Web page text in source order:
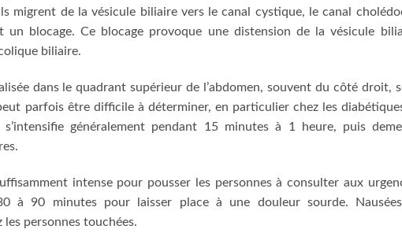
migrent de la vésicule biliaire vers le canal cystique, le canal
un blocage. Ce blocage provoque une distension de la vésicule
biliaire.
dans le quadrant supérieur de l’abdomen, souvent du côté droit,
parfois être difficile à déterminer, en particulier chez les
s’intensifie généralement pendant 15 minutes à 1 heure, puis
intense pour pousser les personnes à consulter aux
à 90 minutes pour laisser place à une douleur sourde.
personnes touchées.